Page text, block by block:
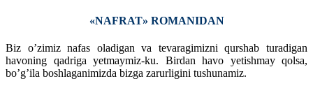
«NAFRAT» ROMANIDAN
Biz o’zimiz nafas oladigan va tevaragimizni qurshab turadigan
havoning qadriga yetmaymiz-ku. Birdan havo yetishmay qolsa,
bo’g’ila boshlaganimizda bizga zarurligini tushunamiz.